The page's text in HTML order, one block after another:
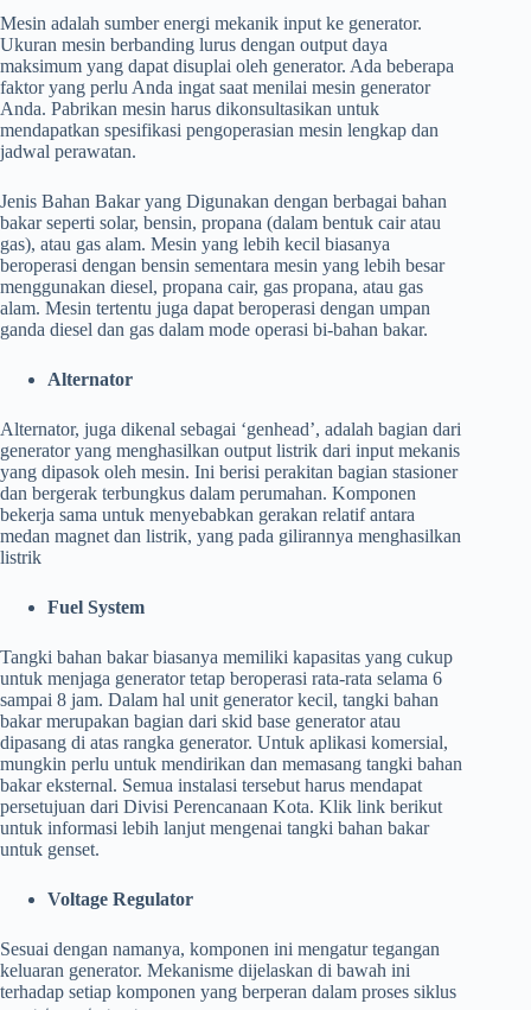
Mesin adalah sumber energi mekanik input ke generator.
Ukuran mesin berbanding lurus dengan output daya
maksimum yang dapat disuplai oleh generator. Ada beberapa
faktor yang perlu Anda ingat saat menilai mesin generator
Anda. Pabrikan mesin harus dikonsultasikan untuk
mendapatkan spesifikasi pengoperasian mesin lengkap dan
jadwal perawatan.
Jenis Bahan Bakar yang Digunakan dengan berbagai bahan
bakar seperti solar, bensin, propana (dalam bentuk cair atau
gas), atau gas alam. Mesin yang lebih kecil biasanya
beroperasi dengan bensin sementara mesin yang lebih besar
menggunakan diesel, propana cair, gas propana, atau gas
alam. Mesin tertentu juga dapat beroperasi dengan umpan
ganda diesel dan gas dalam mode operasi bi-bahan bakar.
Alternator
Alternator, juga dikenal sebagai ‘genhead’, adalah bagian dari
generator yang menghasilkan output listrik dari input mekanis
yang dipasok oleh mesin. Ini berisi perakitan bagian stasioner
dan bergerak terbungkus dalam perumahan. Komponen
bekerja sama untuk menyebabkan gerakan relatif antara
medan magnet dan listrik, yang pada gilirannya menghasilkan
listrik
Fuel System
Tangki bahan bakar biasanya memiliki kapasitas yang cukup
untuk menjaga generator tetap beroperasi rata-rata selama 6
sampai 8 jam. Dalam hal unit generator kecil, tangki bahan
bakar merupakan bagian dari skid base generator atau
dipasang di atas rangka generator. Untuk aplikasi komersial,
mungkin perlu untuk mendirikan dan memasang tangki bahan
bakar eksternal. Semua instalasi tersebut harus mendapat
persetujuan dari Divisi Perencanaan Kota. Klik link berikut
untuk informasi lebih lanjut mengenai tangki bahan bakar
untuk genset.
Voltage Regulator
Sesuai dengan namanya, komponen ini mengatur tegangan
keluaran generator. Mekanisme dijelaskan di bawah ini
terhadap setiap komponen yang berperan dalam proses siklus